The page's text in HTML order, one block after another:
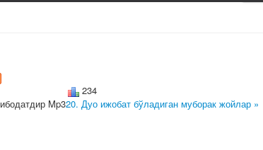
234
Mp320. Дуо ижобат бўладиган муборак жойлар »